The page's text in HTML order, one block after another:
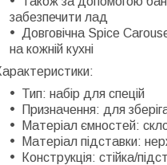
забезпечити лад
Довговічна Spice
на кожній кухні
Тип: набір для спецій
Призначення: для
Матеріал ємностей:
Матеріал підставки:
Конструкція: стійка/